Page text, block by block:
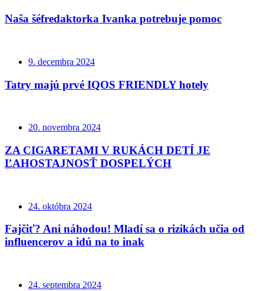
Naša šéfredaktorka Ivanka potrebuje pomoc
9. decembra 2024
Tatry majú prvé IQOS FRIENDLY hotely
20. novembra 2024
ZA CIGARETAMI V RUKÁCH DETÍ JE
ĽAHOSTAJNOSŤ DOSPELÝCH
24. októbra 2024
Fajčiť? Ani náhodou! Mladí sa o rizikách učia od
influencerov a idú na to inak
24. septembra 2024